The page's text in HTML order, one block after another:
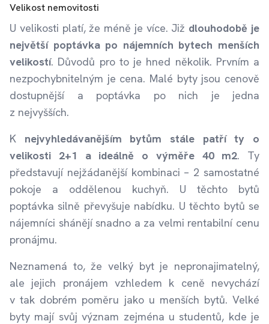
Velikost nemovitosti
U velikosti platí, že méně je více. Již dlouhodobě je
největší poptávka po nájemních bytech menších
velikostí. Důvodů pro to je hned několik. Prvním a
nezpochybnitelným je cena. Malé byty jsou cenově
dostupnější a poptávka po nich je jedna
z nejvyšších.
K nejvyhledávanějším bytům stále patří ty o
velikosti 2+1 a ideálně o výměře 40 m2. Ty
představují nejžádanější kombinaci – 2 samostatné
pokoje a oddělenou kuchyň. U těchto bytů
poptávka silně převyšuje nabídku. U těchto bytů se
nájemníci shánějí snadno a za velmi rentabilní cenu
pronájmu.
Neznamená to, že velký byt je nepronajimatelný,
ale jejich pronájem vzhledem k ceně nevychází
v tak dobrém poměru jako u menších bytů. Velké
byty mají svůj význam zejména u studentů, kde je